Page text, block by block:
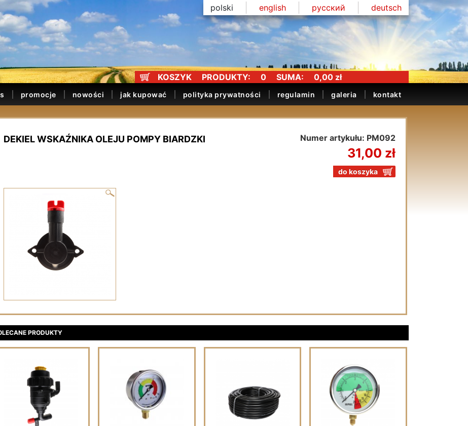
polski english русский deutsch
KOSZYK PRODUKTY: 0 SUMA: 0,00 zł
promocje nowości jak kupować polityka prywatności regulamin galeria kontakt
DEKIEL WSKAŹNIKA OLEJU POMPY BIARDZKI Numer artykułu: PM092
31,00 zł
do koszyka
PRODUKTY